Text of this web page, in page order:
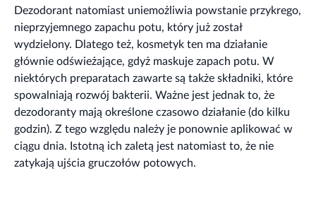
Dezodorant natomiast uniemożliwia powstanie przykrego,
nieprzyjemnego zapachu potu, który już został
wydzielony. Dlatego też, kosmetyk ten ma działanie
głównie odświeżające, gdyż maskuje zapach potu. W
niektórych preparatach zawarte są także składniki, które
spowalniają rozwój bakterii. Ważne jest jednak to, że
dezodoranty mają określone czasowo działanie (do kilku
godzin). Z tego względu należy je ponownie aplikować w
ciągu dnia. Istotną ich zaletą jest natomiast to, że nie
zatykają ujścia gruczołów potowych.